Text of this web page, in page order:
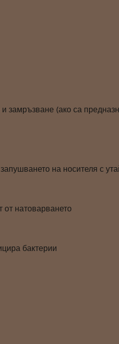
замръзване (ако са
на носителя с
от натоварването
бактерии